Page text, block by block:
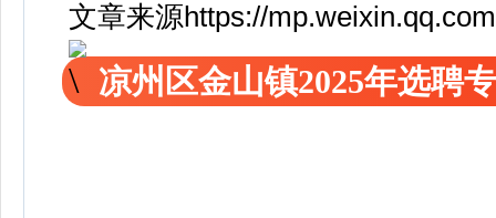
文章来源https://
凉州区金山镇2025年选聘